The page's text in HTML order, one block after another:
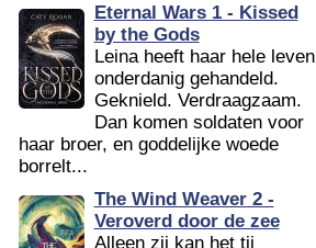
Eternal Wars 1 - Kissed
by the Gods
Leina heeft haar hele leven
onderdanig gehandeld.
Geknield. Verdraagzaam.
Dan komen soldaten voor
haar broer, en goddelijke woede
borrelt...
The Wind Weaver 2 -
Veroverd door de zee
Alleen zij kan het tij